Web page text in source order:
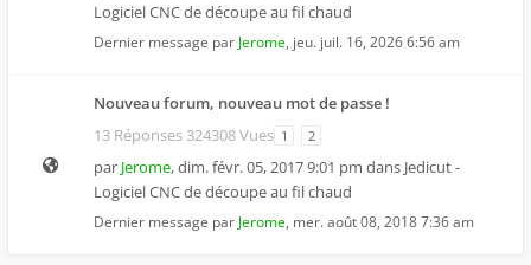
Logiciel CNC de découpe au fil chaud
Dernier message par Jerome, jeu. juil. 16, 2026 6:56 am
Nouveau forum, nouveau mot de passe !
13 Réponses 324308 Vues 1 2
par Jerome,dim. févr. 05, 2017 9:01 pm dans Jedicut -
Logiciel CNC de découpe au fil chaud
Dernier message par Jerome, mer. août 08, 2018 7:36 am